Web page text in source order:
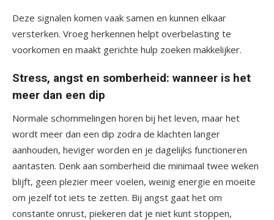
Deze signalen komen vaak samen en kunnen elkaar
versterken. Vroeg herkennen helpt overbelasting te
voorkomen en maakt gerichte hulp zoeken makkelijker.
Stress, angst en somberheid: wanneer is het
meer dan een dip
Normale schommelingen horen bij het leven, maar het
wordt meer dan een dip zodra de klachten langer
aanhouden, heviger worden en je dagelijks functioneren
aantasten. Denk aan somberheid die minimaal twee weken
blijft, geen plezier meer voelen, weinig energie en moeite
om jezelf tot iets te zetten. Bij angst gaat het om
constante onrust, piekeren dat je niet kunt stoppen,